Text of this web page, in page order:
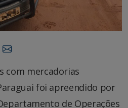
com mercadorias
foi apreendido por
de Operações